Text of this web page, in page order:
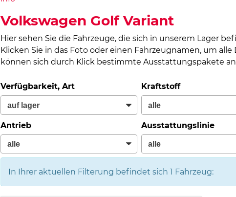
Volkswagen Golf Variant
Hier sehen Sie die Fahrzeuge, die sich in unserem Lager
Klicken Sie in das Foto oder einen Fahrzeugnamen, um alle
können sich durch Klick bestimmte Ausstattungspakete
Verfügbarkeit, Art Kraftstoff
Antrieb Ausstattungslinie
In Ihrer aktuellen Filterung befindet sich 1 Fahrzeug: